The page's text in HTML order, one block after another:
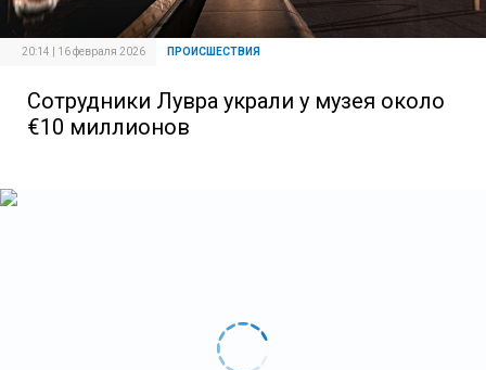
20:14 | 16 февраля 2026 ПРОИСШЕСТВИЯ
Сотрудники Лувра украли у музея около
€10 миллионов